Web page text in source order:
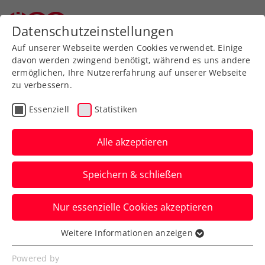
Aktuelle News
News filtern
Datenschutzeinstellungen
Auf unserer Webseite werden Cookies verwendet. Einige
davon werden zwingend benötigt, während es uns andere
ermöglichen, Ihre Nutzererfahrung auf unserer Webseite
zu verbessern.
Essenziell Statistiken
Alle akzeptieren
Speichern & schließen
Nur essenzielle Cookies akzeptieren
Essenziell
Essenzielle Cookies werden für grundlegende
Weitere Informationen anzeigen
Powered by